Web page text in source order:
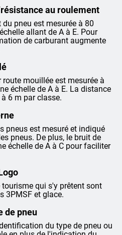
au roulement
pneu est mesurée à 80
allant de A à E. Pour
de carburant augmente
mouillée est mesurée à
échelle de A à E. La distance
6 m par classe.
pneus est mesuré et indiqué
pneus. De plus, le bruit de
échelle de A à C pour faciliter
qui s'y prêtent sont
3PMSF et glace.
de pneu
du type de pneu ou